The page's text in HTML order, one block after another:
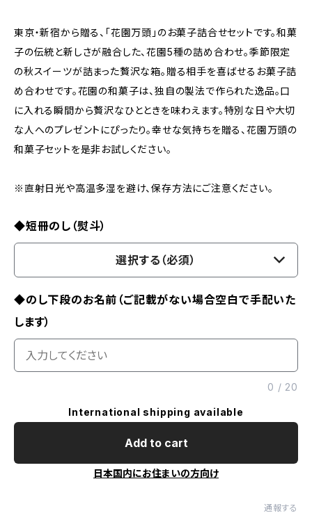
東京・新宿から贈る、「花園万頭」のお菓子詰合せセットです。和菓
子の伝統と新しさが融合した、花園5種の詰め合わせ。季節限定
の秋スイーツが詰まった贅沢な箱。贈る相手を喜ばせるお菓子詰
め合わせです。花園の和菓子は、独自の製法で作られた逸品。口
に入れる瞬間から贅沢なひとときを味わえます。特別な日や大切
な人へのプレゼントにぴったり。幸せな気持ちを贈る、花園万頭の
和菓子セットを是非お試しください。
※直射日光や高温多湿を避け、保存方法にご注意ください。
◆短冊のし（熨斗）
選択する（必須）
◆のし下段のお名前（ご記載がない場合空白で手配いた
します）
0 / 20
International shipping available
Add to cart
日本国内にお住まいの方向け
通報する